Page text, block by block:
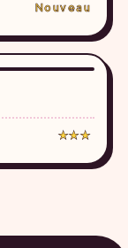
Nouveau
★★★